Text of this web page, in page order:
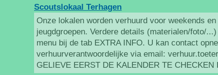
Scoutslokaal Terhagen
Onze lokalen worden verhuurd voor weekends
jeugdgroepen. Verdere details (materialen/foto/
menu bij de tab EXTRA INFO. U kan contact
verhuurverantwoordelijke via email:
GELIEVE EERST DE KALENDER TE